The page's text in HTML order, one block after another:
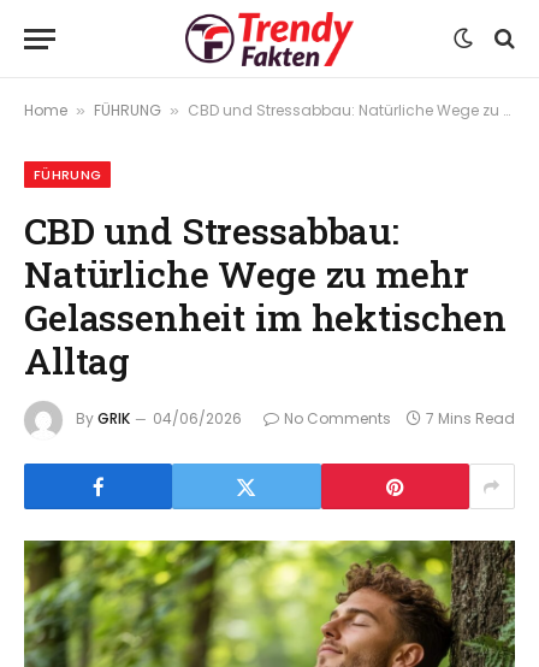
Home » FÜHRUNG » CBD und Stressabbau: Natürliche Wege zu mehr Gelassenheit im hektischen Alltag
FÜHRUNG
CBD und Stressabbau:
Natürliche Wege zu mehr
Gelassenheit im hektischen
Alltag
ByGRIK 04/06/2026 No Comments 7 Mins Read